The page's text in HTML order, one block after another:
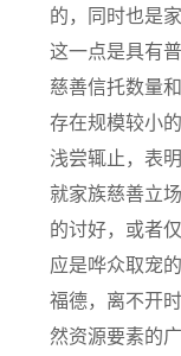
的，同时也是
这一点是具有
慈善信托数量
存在规模较小
浅尝辄止，表
就家族慈善立
的讨好，或者
应是哗众取宠
福德，离不开
然资源要素的